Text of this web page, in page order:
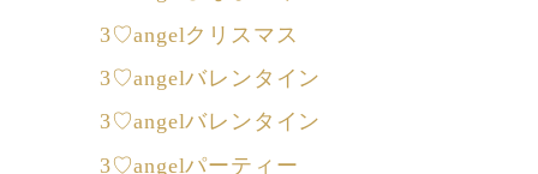
3♡angelクリスマス
3♡angelバレンタイン
3♡angelバレンタイン
3♡angelパーティー